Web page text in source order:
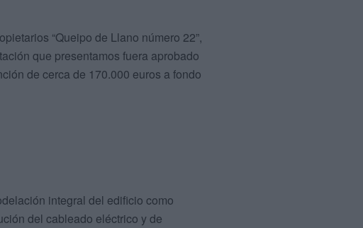
“Queipo de Llano número 22”,
que presentamos fuera aprobado
de cerca de 170.000 euros a fondo
integral del edificio como
del cableado eléctrico y de